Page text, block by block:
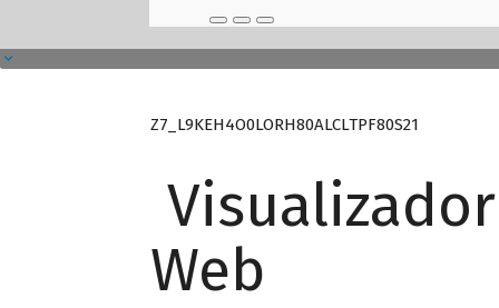
Z7_L9KEH4O0LORH80ALCLTPF80S21
Web